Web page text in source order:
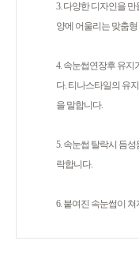
3. 다양한 디자인을
양에 어울리는 맞춤
4. 속눈썹연장후 유지
다. 티나스타일의 유
을 말합니다.
5. 속눈썹 탈락시 듬
락합니다.
6. 붙여진 속눈썹이 쳐